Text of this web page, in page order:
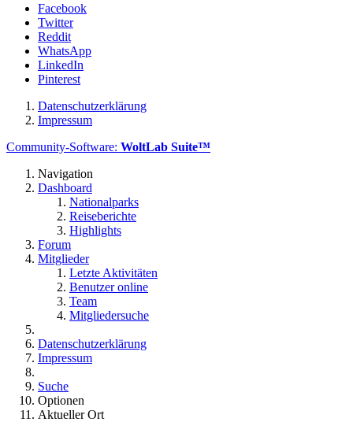
Facebook
Twitter
Reddit
WhatsApp
LinkedIn
Pinterest
Datenschutzerklärung
Impressum
Community-Software: WoltLab Suite™
Navigation
Dashboard
Nationalparks
Reiseberichte
Highlights
Forum
Mitglieder
Letzte Aktivitäten
Benutzer online
Team
Mitgliedersuche
Datenschutzerklärung
Impressum
Suche
Optionen
Aktueller Ort